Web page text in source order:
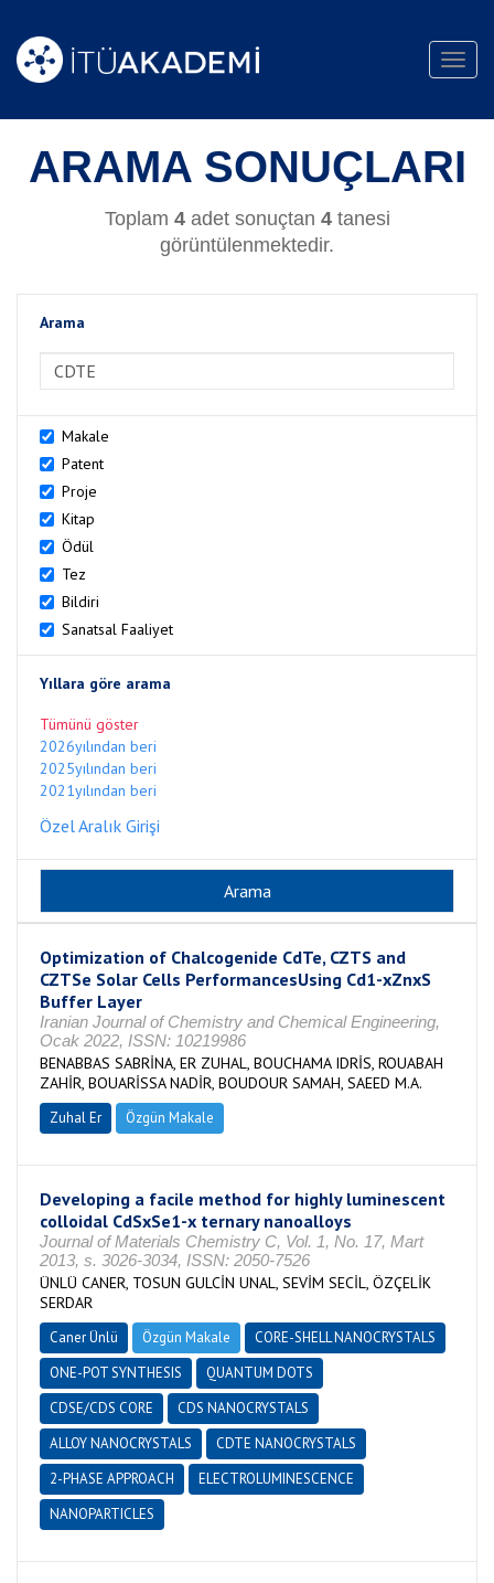
ARAMA SONUÇLARI
Toplam 4adet sonuçtan 4tanesi
görüntülenmektedir.
Arama
Makale
Patent
Proje
Kitap
Ödül
Tez
Bildiri
Sanatsal Faaliyet
Yıllara göre arama
Tümünü göster
2026yılından beri
2025yılından beri
2021yılından beri
Özel Aralık Girişi
Optimization of Chalcogenide CdTe, CZTS and
CZTSe Solar Cells PerformancesUsing Cd1-xZnxS
Buffer Layer
Iranian Journal of Chemistry and Chemical Engineering,
Ocak 2022, ISSN: 10219986
BENABBAS SABRİNA, ER ZUHAL, BOUCHAMA IDRİS, ROUABAH
ZAHİR, BOUARİSSA NADİR, BOUDOUR SAMAH, SAEED M.A.
Zuhal Er Özgün Makale
Developing a facile method for highly luminescent
colloidal CdSxSe1-x ternary nanoalloys
Journal of Materials Chemistry C, Vol. 1, No. 17, Mart
2013, s. 3026-3034, ISSN: 2050-7526
ÜNLÜ CANER, TOSUN GULCİN UNAL, SEVİM SECİL, ÖZÇELİK
SERDAR
Caner Ünlü Özgün Makale
CORE-SHELL NANOCRYSTALS
ONE-POT SYNTHESIS
QUANTUM DOTS
CDSE/CDS CORE
CDS NANOCRYSTALS
ALLOY NANOCRYSTALS
CDTE NANOCRYSTALS
2-PHASE APPROACH
ELECTROLUMINESCENCE
NANOPARTICLES